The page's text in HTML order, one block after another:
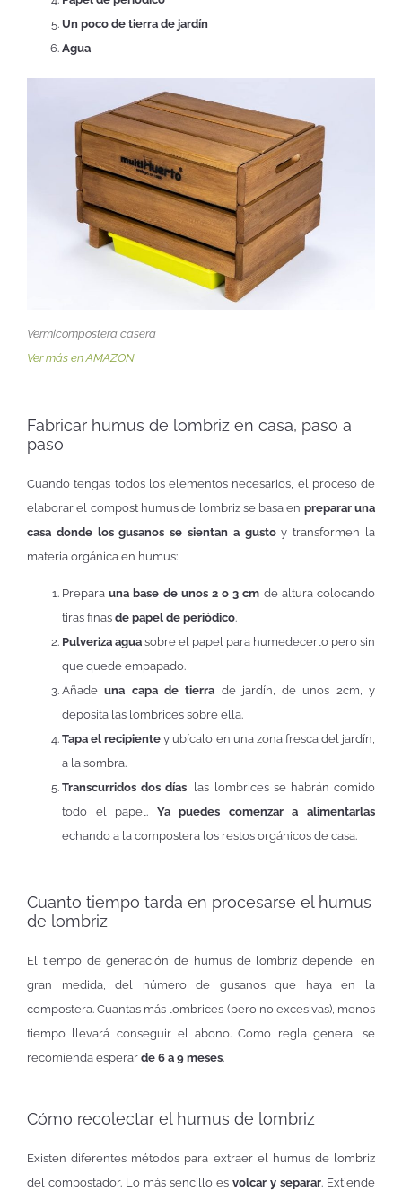
Un poco de tierra de jardín
Agua
Vermicompostera casera
Ver más en AMAZON
Fabricar humus de lombriz en casa, paso a
paso
Cuando tengas todos los elementos necesarios, el proceso de
elaborar el compost humus de lombriz se basa en preparar una
casa donde los gusanos se sientan a gustoy transformen la
materia orgánica en humus:
Preparauna base de unos 2 o 3 cm de altura colocando
tiras finas de papel de periódico.
Pulveriza agua sobre el papel para humedecerlo pero sin
que quede empapado.
Añadeuna capa de tierra de jardín, de unos 2cm, y
deposita las lombrices sobre ella.
Tapa el recipiente y ubícalo en una zona fresca del jardín,
a la sombra.
Transcurridos dos días, las lombrices se habrán comido
todo el papel. Ya puedes comenzar a alimentarlas
echando a la compostera los restos orgánicos de casa.
Cuanto tiempo tarda en procesarse el humus
de lombriz
El tiempo de generación de humus de lombriz depende, en
gran medida, del número de gusanos que haya en la
compostera. Cuantas más lombrices (pero no excesivas), menos
tiempo llevará conseguir el abono. Como regla general se
recomienda esperar de 6 a 9 meses.
Cómo recolectar el humus de lombriz
Existen diferentes métodos para extraer el humus de lombriz
del compostador. Lo más sencillo es volcar y separar. Extiende